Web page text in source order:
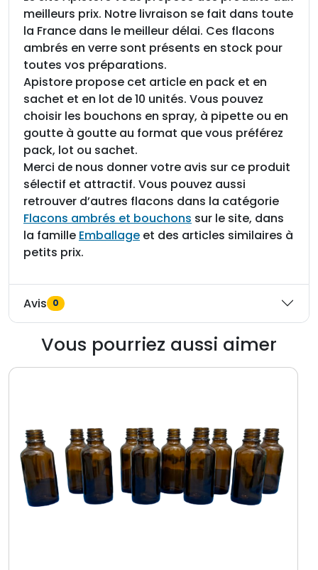
meilleurs prix. Notre livraison se fait dans toute
la France dans le meilleur délai. Ces flacons
ambrés en verre sont présents en stock pour
toutes vos préparations.
Apistore propose cet article en pack et en
sachet et en lot de 10 unités. Vous pouvez
choisir les bouchons en spray, à pipette ou en
goutte à goutte au format que vous préférez
pack, lot ou sachet.
Merci de nous donner votre avis sur ce produit
sélectif et attractif. Vous pouvez aussi
retrouver d’autres flacons dans la catégorie
Flacons ambrés et bouchons sur le site, dans
la famille Emballage et des articles similaires à
petits prix.
Avis 0
Vous pourriez aussi aimer